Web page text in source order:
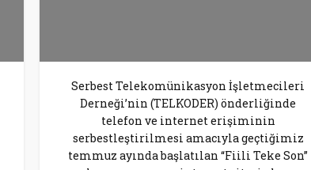
Serbest Telekomünikasyon İşletmecileri
Derneği’nin (TELKODER) önderliğinde
telefon ve internet erişiminin
serbestleştirilmesi amacıyla geçtiğimiz
temmuz ayında başlatılan “Fiili Teke Son”